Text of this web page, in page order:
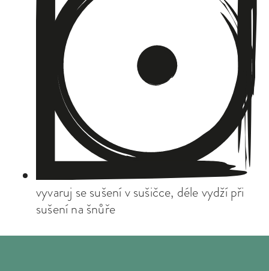
vyvaruj se sušení v sušičce, déle vydží při
sušení na šnůře